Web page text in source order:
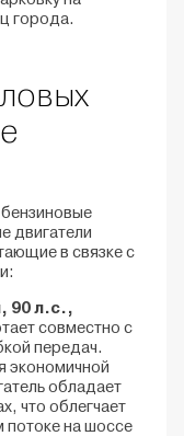
города.
двигатели
в связке с
90 л.с.,
совместно с
передач.
экономичной
обладает
что облегчает
потоке на шоссе